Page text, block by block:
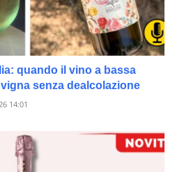
quando il vino a bassa
senza dealcolazione
14:01